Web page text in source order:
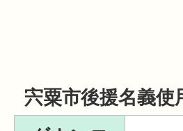
宍粟市後援名義使